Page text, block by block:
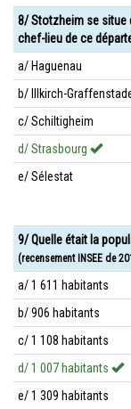
8/ Stotzheim se situe
chef-lieu de ce
a/ Haguenau
b/ Illkirch-
c/ Schiltigheim
d/ Strasbourg
e/ Sélestat
9/ Quelle était la
(recensement INSEE de
a/ 1 611 habitants
b/ 906 habitants
c/ 1 108 habitants
d/ 1 007 habitants
e/ 1 309 habitants